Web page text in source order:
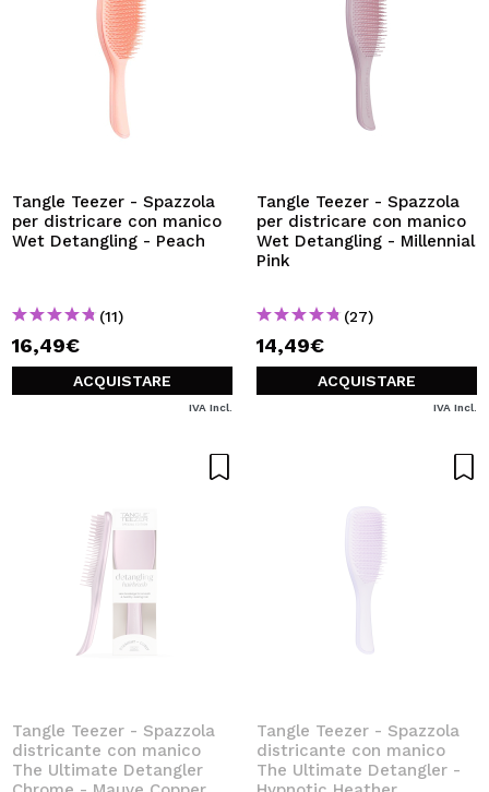
Tangle Teezer - Spazzola
per districare con manico
Wet Detangling - Peach
(11)
16,49€
ACQUISTARE
IVA Incl.
Tangle Teezer - Spazzola
per districare con manico
Wet Detangling - Millennial
Pink
(27)
14,49€
ACQUISTARE
IVA Incl.
Tangle Teezer - Spazzola
districante con manico
The Ultimate Detangler
Tangle Teezer - Spazzola
districante con manico
The Ultimate Detangler -